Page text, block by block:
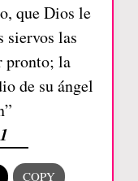
que Dios le
siervos las
pronto; la
de su ángel